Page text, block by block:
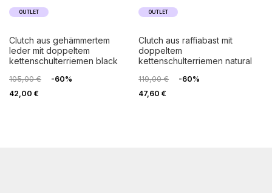
OUTLET
clutch aus gehämmertem
leder mit doppeltem
kettenschulterriemen black
105,00 €
-60%
42,00 €
OUTLET
clutch aus raffiabast mit
doppeltem
kettenschulterriemen natural
119,00 €
-60%
47,60 €